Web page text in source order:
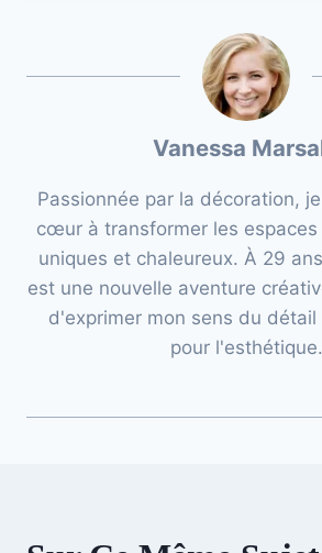
Vanessa
Passionnée par la décoration,
cœur à transformer les espaces
uniques et chaleureux. À 29
est une nouvelle aventure
d'exprimer mon sens du
pour l'esthétique.